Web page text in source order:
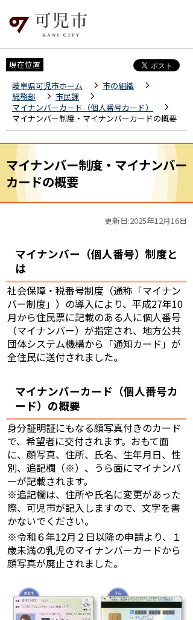
現在位置
岐阜県可児市ホーム
市の組織
総務部
市民課
マイナンバーカード（個人番号カード）
マイナンバー制度・マイナンバーカードの概要
マイナンバー制度・マイナンバー
カードの概要
更新日:2025年12月16日
マイナンバー（個人番号）制度と
は
社会保障・税番号制度（通称「マイナン
バー制度」）の導入により、平成27年10
月から住民票に記載のある人に個人番号
（マイナンバー）が指定され、地方公共
団体システム機構から「通知カード」が
全住民に送付されました。
マイナンバーカード（個人番号カ
ード）の概要
身分証明証にもなる顔写真付きのカード
で、希望者に交付されます。おもて面
に、顔写真、住所、氏名、生年月日、性
別、追記欄（※）、うら面にマイナンバ
ーが記載されます。
※追記欄は、住所や氏名に変更があった
際、可児市が記入しますので、文字を書
かないでください。
※令和６年12月２日以降の申請より、１
歳未満の乳児のマイナンバーカードから
顔写真が廃止されました。